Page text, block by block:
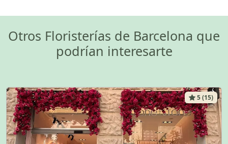
Otros Floristerías de Barcelona que
podrían interesarte
5 (15)